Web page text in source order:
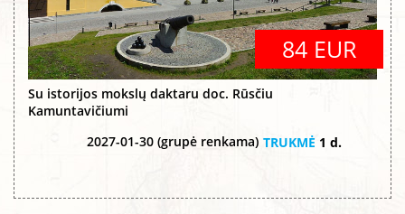
84 EUR
Su istorijos mokslų daktaru doc. Rūsčiu
Kamuntavičiumi
2027-01-30 (grupė renkama) TRUKMĖ 1 d.